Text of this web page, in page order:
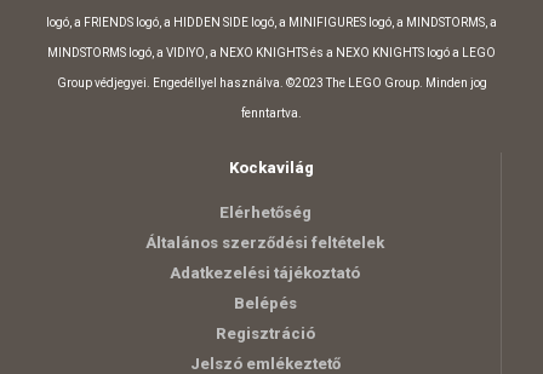
logó, a FRIENDS logó, a HIDDEN SIDE logó, a MINIFIGURES logó, a MINDSTORMS, a
MINDSTORMS logó, a VIDIYO, a NEXO KNIGHTS és a NEXO KNIGHTS logó a LEGO
Group védjegyei. Engedéllyel használva. ©2023 The LEGO Group. Minden jog
fenntartva.
Kockavilág
Elérhetőség
Általános szerződési feltételek
Adatkezelési tájékoztató
Belépés
Regisztráció
Jelszó emlékeztető